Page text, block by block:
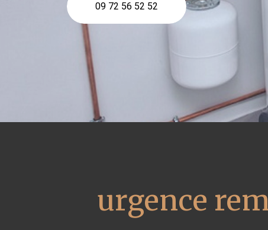
09 72 56 52 52
urgence